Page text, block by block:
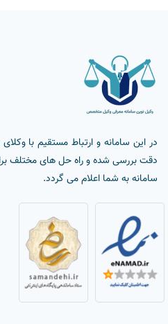
در این سامانه و ارتباط مستقیم با
دقت بررسی شده و راه حل های مختلف
سامانه به شما اعلام می گردد.